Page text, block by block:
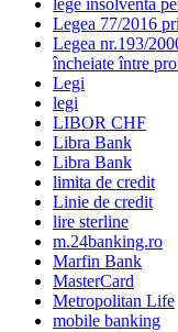
lege insolventa
Legea 77/2016
Legea nr.193/
încheiate între
Legi
legi
LIBOR CHF
Libra Bank
Libra Bank
limita de credit
Linie de credit
lire sterline
m.24banking.ro
Marfin Bank
MasterCard
Metropolitan Life
mobile banking